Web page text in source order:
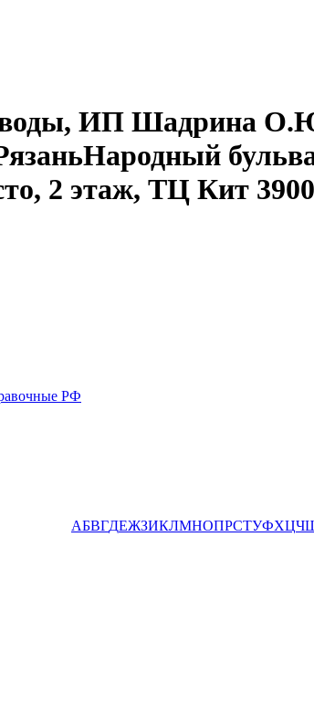
ИП Шадрина
2 этаж, ТЦ Кит
РФ
АБВГДЕЖЗИКЛМНОПРСТУФХЦЧ